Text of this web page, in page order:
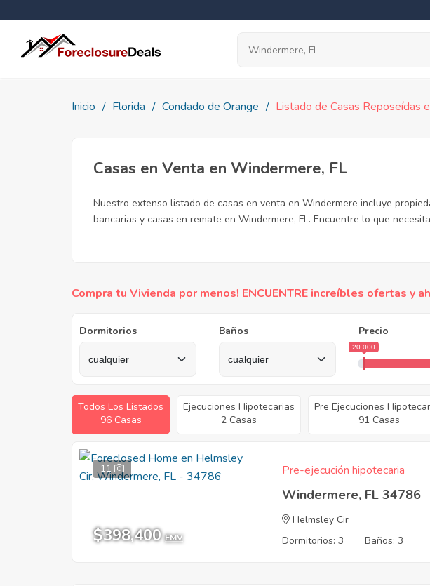
Inicio Florida Condado de Orange Listado de Casas Reposeídas
Casas en Venta en Windermere, FL
Nuestro extenso listado de casas en venta en Windermere incluye
bancarias y casas en remate en Windermere, FL. Encuentre lo que
Compra tu Vivienda por menos! ENCUENTRE increíbles ofertas y
Dormitorios Baños Precio
20 000
Todos Los Listados
96 Casas
Ejecuciones Hipotecarias
2 Casas
Pre Ejecuciones
91 Casas
11
$398,400 EMV
Pre-ejecución hipotecaria
Windermere, FL 34786
Helmsley Cir
Dormitorios: 3
Baños: 3